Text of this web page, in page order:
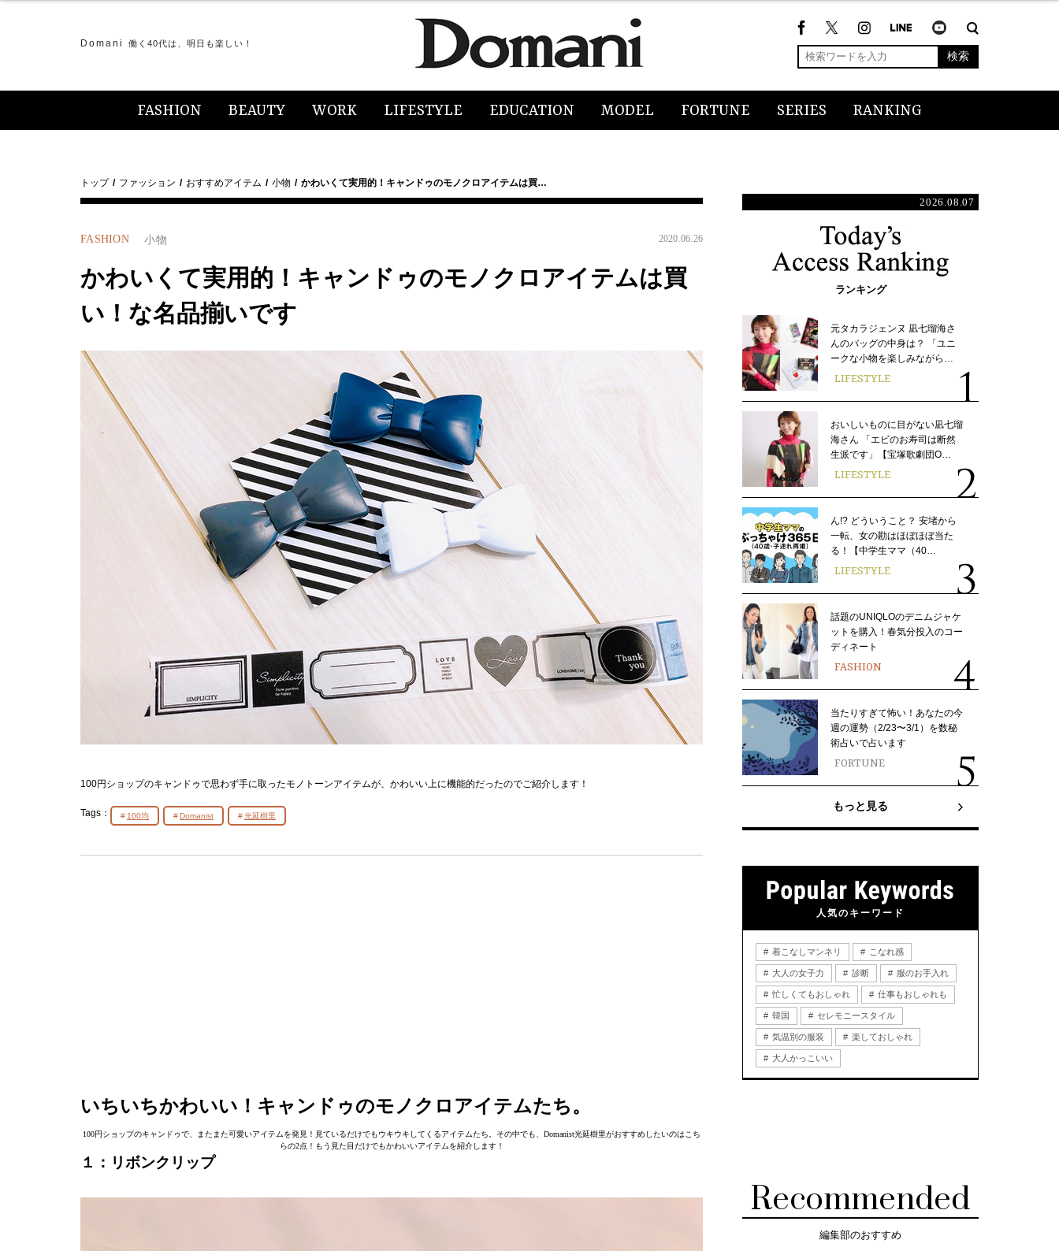
Domani 働く40代は、明日も楽しい！
検索
FASHION BEAUTY WORK LIFESTYLE EDUCATION MODEL FORTUNE SERIES RANKING
トップ ファッション おすすめアイテム 小物 かわいくて実用的！キャンドゥのモノクロアイテムは買…
FASHION 小物 2020.06.26
かわいくて実用的！キャンドゥのモノクロアイテムは買
い！な名品揃いです
100円ショップのキャンドゥで思わず手に取ったモノトーンアイテムが、かわいい上に機能的だったのでご紹介します！
Tags： 100均 Domanist 光延樹里
いちいちかわいい！キャンドゥのモノクロアイテムたち。
100円ショップのキャンドゥで、またまた可愛いアイテムを発見！見ているだけでもウキウキしてくるアイテムたち。その中でも、Domanist光延樹里がおすすめしたいのはこち
らの2点！もう見た目だけでもかわいいアイテムを紹介します！
１：リボンクリップ
2026.08.07
ランキング
元タカラジェンヌ 凪七瑠海さ
んのバッグの中身は？ 「ユニ
ークな小物を楽しみながら…
LIFESTYLE
おいしいものに目がない凪七瑠
海さん 「エビのお寿司は断然
生派です」【宝塚歌劇団O…
LIFESTYLE
ん!? どういうこと？ 安堵から
一転、女の勘はほぼほぼ当た
る！【中学生ママ（40…
LIFESTYLE
話題のUNIQLOのデニムジャケ
ットを購入！春気分投入のコー
ディネート
FASHION
当たりすぎて怖い！あなたの今
週の運勢（2/23〜3/1）を数秘
術占いで占います
FORTUNE
もっと見る
人気のキーワード
着こなしマンネリ こなれ感
大人の女子力 診断 服のお手入れ
忙しくてもおしゃれ 仕事もおしゃれも
韓国 セレモニースタイル
気温別の服装 楽しておしゃれ
大人かっこいい
Recommended
編集部のおすすめ